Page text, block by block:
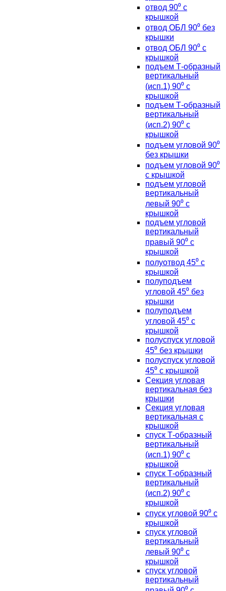
отвод 90⁰ с
крышкой
отвод ОБЛ 90⁰ без
крышки
отвод ОБЛ 90⁰ с
крышкой
подъем Т-образный
вертикальный
(исп.1) 90⁰ с
крышкой
подъем Т-образный
вертикальный
(исп.2) 90⁰ с
крышкой
подъем угловой 90⁰
без крышки
подъем угловой 90⁰
с крышкой
подъем угловой
вертикальный
левый 90⁰ с
крышкой
подъем угловой
вертикальный
правый 90⁰ с
крышкой
полуотвод 45⁰ с
крышкой
полуподъем
угловой 45⁰ без
крышки
полуподъем
угловой 45⁰ с
крышкой
полуспуск угловой
45⁰ без крышки
полуспуск угловой
45⁰ с крышкой
Секция угловая
вертикальная без
крышки
Секция угловая
вертикальная с
крышкой
спуск Т-образный
вертикальный
(исп.1) 90⁰ с
крышкой
спуск Т-образный
вертикальный
(исп.2) 90⁰ с
крышкой
спуск угловой 90⁰ с
крышкой
спуск угловой
вертикальный
левый 90⁰ с
крышкой
спуск угловой
вертикальный